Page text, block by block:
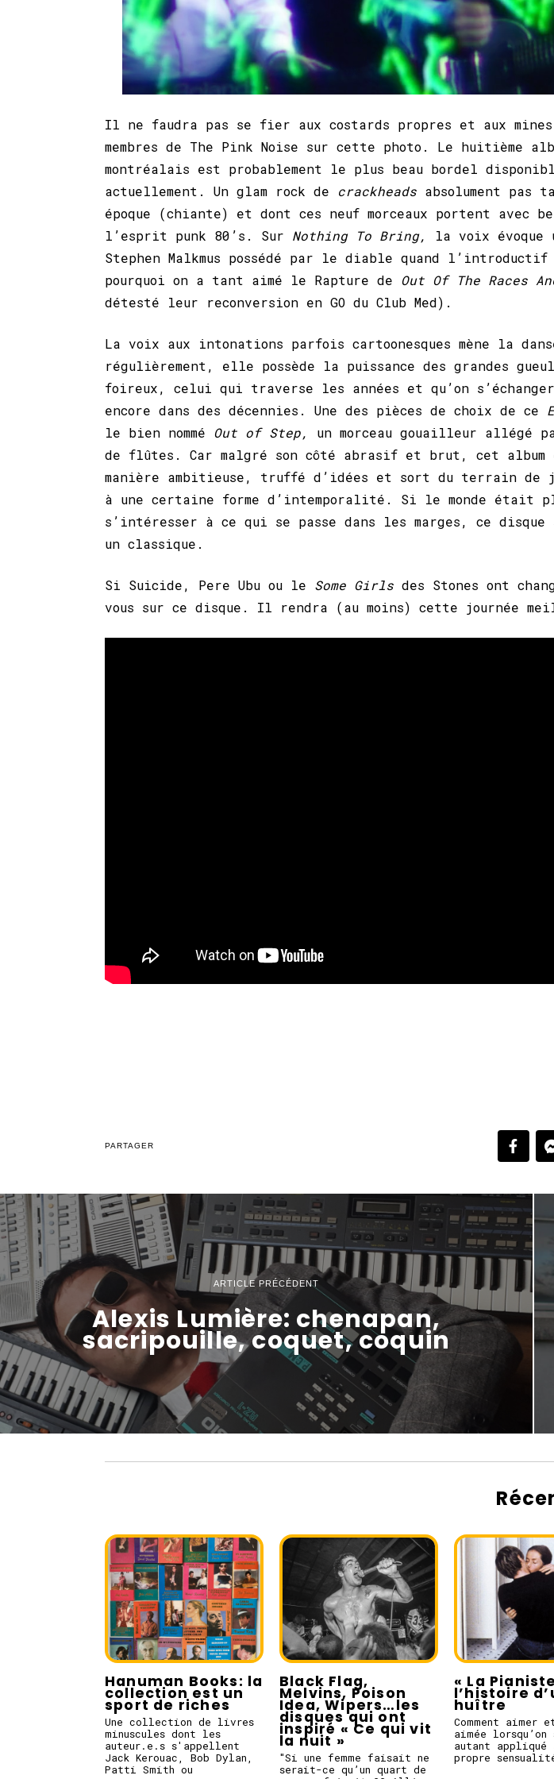
Il ne faudra pas se fier aux costards propres et aux mines
membres de The Pink Noise sur cette photo. Le huitième
montréalais est probablement le plus beau bordel
actuellement. Un glam rock de crackheads absolument pas
époque (chiante) et dont ces neuf morceaux portent avec
l’esprit punk 80’s. Sur Nothing To Bring, la voix évoque
Stephen Malkmus possédé par le diable quand l’introductif
pourquoi on a tant aimé le Rapture de Out Of The Races
détesté leur reconversion en GO du Club Med).
La voix aux intonations parfois cartoonesques mène la
régulièrement, elle possède la puissance des grandes
foireux, celui qui traverse les années et qu’on
encore dans des décennies. Une des pièces de choix de ce
le bien nommé Out of Step, un morceau gouailleur allégé
de flûtes. Car malgré son côté abrasif et brut, cet album
manière ambitieuse, truffé d’idées et sort du terrain de
à une certaine forme d’intemporalité. Si le monde était
s’intéresser à ce qui se passe dans les marges, ce disque
un classique.
Si Suicide, Pere Ubu ou le Some Girls des Stones ont
vous sur ce disque. Il rendra (au moins) cette journée
PARTAGER
ARTICLE PRÉCÉDENT
Alexis Lumière: chenapan,
sacripouille, coquet, coquin
Hanuman Books: la
collection est un
sport de riches
Une collection de livres
minuscules dont les
auteur.e.s s'appellent
Jack Kerouac, Bob Dylan,
Patti Smith ou
Black Flag,
Melvins, Poison
Idea, Wipers…les
disques qui ont
inspiré « Ce qui vit
la nuit »
"Si une femme faisait ne
serait-ce qu’un quart de
« La
l’histoire
huître
Comment aimer
aimée lorsqu’on
autant appliqué
propre